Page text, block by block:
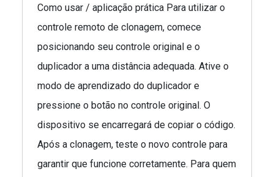
Como usar / aplicação prática Para utilizar o
controle remoto de clonagem, comece
posicionando seu controle original e o
duplicador a uma distância adequada. Ative o
modo de aprendizado do duplicador e
pressione o botão no controle original. O
dispositivo se encarregará de copiar o código.
Após a clonagem, teste o novo controle para
garantir que funcione corretamente. Para quem